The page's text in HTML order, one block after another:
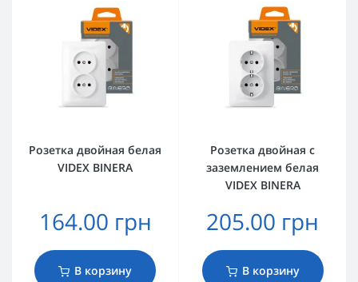
Розетка двойная белая
VIDEX BINERA
164.00 грн
В корзину
Розетка двойная с
заземлением белая
VIDEX BINERA
205.00 грн
В корзину